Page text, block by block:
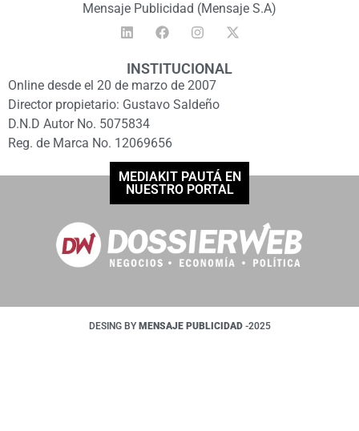
Mensaje Publicidad (Mensaje S.A)
INSTITUCIONAL
Online desde el 20 de marzo de 2007
Director propietario: Gustavo Saldeño
D.N.D Autor No. 5075834
Reg. de Marca No. 12069656
MEDIAKIT PAUTÁ EN
NUESTRO PORTAL
DESING BY MENSAJE PUBLICIDAD -2025